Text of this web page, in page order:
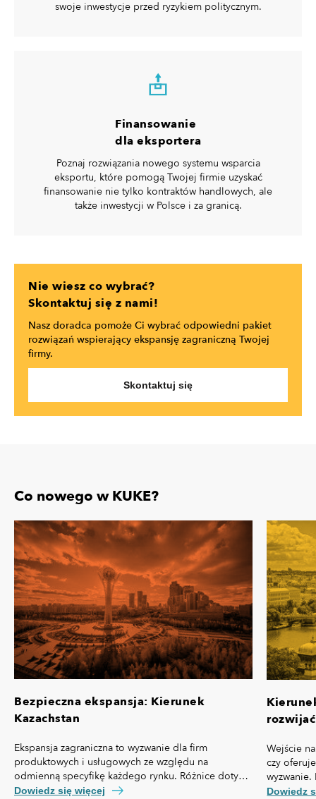
swoje inwestycje przed ryzykiem politycznym.
Finansowanie
dla eksportera
Poznaj rozwiązania nowego systemu wsparcia
eksportu, które pomogą Twojej firmie uzyskać
finansowanie nie tylko kontraktów handlowych, ale
także inwestycji w Polsce i za granicą.
Nie wiesz co wybrać?
Skontaktuj się z nami!
Nasz doradca pomoże Ci wybrać odpowiedni pakiet
rozwiązań wspierający ekspansję zagraniczną Twojej
firmy.
Skontaktuj się
Co nowego w KUKE?
Bezpieczna ekspansja: Kierunek
Kazachstan
Ekspansja zagraniczna to wyzwanie dla firm
produktowych i usługowych ze względu na
odmienną specyfikę każdego rynku. Różnice dotyczą
nie tylko przepisów prawa czy technologii, ale też,
Dowiedz się więcej
Wejście
czy
własną
Dowiedz